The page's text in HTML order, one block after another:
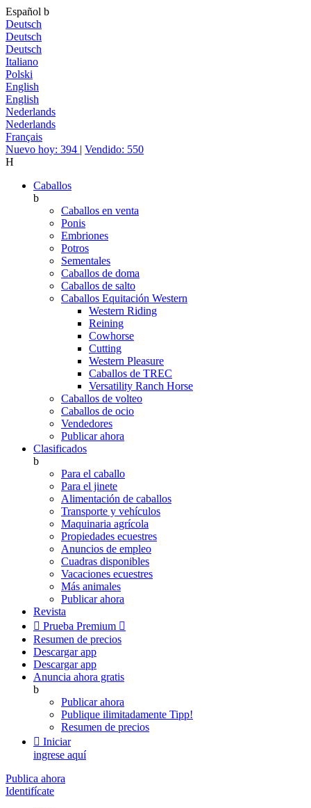
Español b
Deutsch
Deutsch
Deutsch
Italiano
Polski
English
English
Nederlands
Nederlands
Français
Nuevo hoy: 394 | Vendido: 550
H
Caballos
b
Caballos en venta
Ponis
Embriones
Potros
Sementales
Caballos de doma
Caballos de salto
Caballos Equitación Western
Western Riding
Reining
Cowhorse
Cutting
Western Pleasure
Caballos de TREC
Versatility Ranch Horse
Caballos de volteo
Caballos de ocio
Vendedores
Publicar ahora
Clasificados
b
Para el caballo
Para el jinete
Alimentación de caballos
Transporte y vehículos
Maquinaria agrícola
Propiedades ecuestres
Anuncios de empleo
Cuadras disponibles
Vacaciones ecuestres
Más animales
Publicar ahora
Revista
 Prueba Premium 
Resumen de precios
Descargar app
Descargar app
Anuncia ahora gratis
b
Publicar ahora
Publique ilimitadamente Tipp!
Resumen de precios
 Iniciar
ingrese aquí
Publica ahora
Identifícate